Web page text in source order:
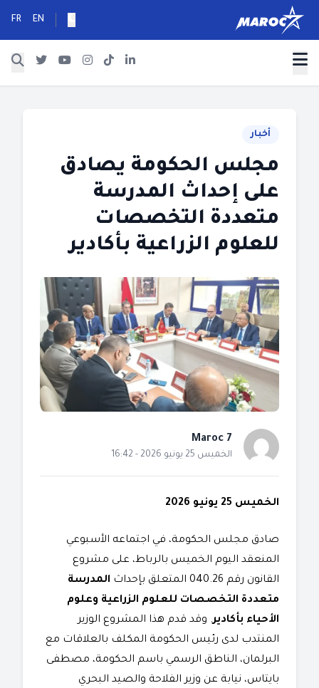
EN
FR
أخبار
مجلس الحكومة يصادق
على إحداث المدرسة
متعددة التخصصات
للعلوم الزراعية بأكادير
Maroc 7
الخميس 25 يونيو 2026 - 16:42
الخميس 25 يونيو 2026
​صادق مجلس الحكومة، في اجتماعه الأسبوعي
المنعقد اليوم الخميس بالرباط، على مشروع
القانون رقم 040.26 المتعلق بإحداث
المدرسة
متعددة التخصصات للعلوم الزراعية وعلوم
الأحياء بأكادير. وقد قدم هذا المشروع الوزير
المنتدب لدى رئيس الحكومة المكلف بالعلاقات مع
البرلمان، الناطق الرسمي باسم الحكومة، مصطفى
بايتاس، نيابة عن وزير الفلاحة والصيد البحري